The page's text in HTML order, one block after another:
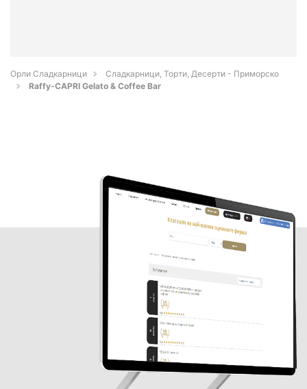
Орли Сладкарници
Сладкарници, Торти, Десерти - Приморско
Raffy-CAPRI Gelato & Coffee Bar